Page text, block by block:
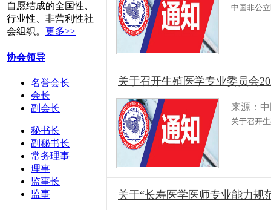
自愿结成的全国性、
行业性、非营利性社
会组织。 更多>>
协会领导
名誉会长
会长
副会长
秘书长
副秘书长
常务理事
理事
监事长
监事
中国非公
关于召开生殖医学专业委员会
来源：
关于召开
关于“长寿医学医师专业能力规